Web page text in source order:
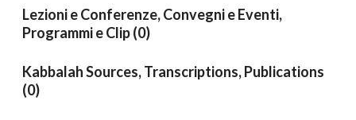
Lezioni e Conferenze, Convegni e Eventi,
Programmi e Clip (0)
Kabbalah Sources, Transcriptions, Publications
(0)